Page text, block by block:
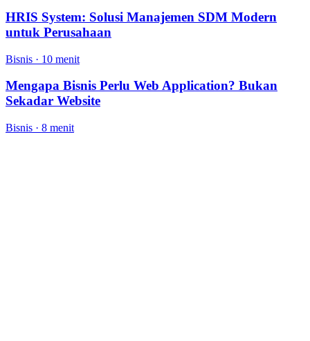
HRIS System: Solusi Manajemen SDM Modern
untuk Perusahaan
Bisnis · 10 menit
Mengapa Bisnis Perlu Web Application? Bukan
Sekadar Website
Bisnis · 8 menit